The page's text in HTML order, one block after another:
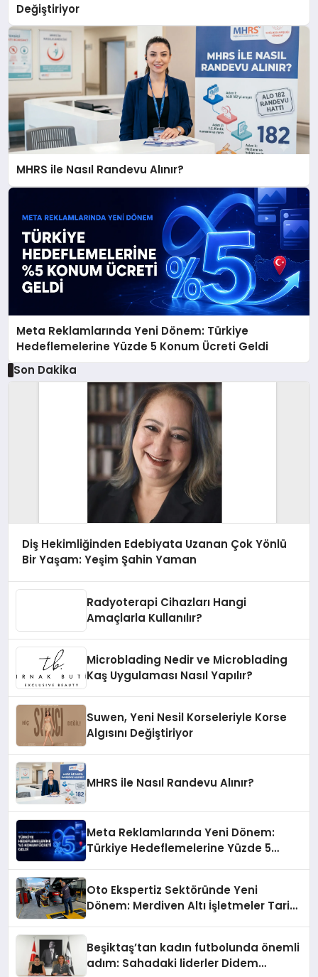
Değiştiriyor
MHRS ile Nasıl Randevu Alınır?
Meta Reklamlarında Yeni Dönem: Türkiye
Hedeflemelerine Yüzde 5 Konum Ücreti Geldi
Son Dakika
Diş Hekimliğinden Edebiyata Uzanan Çok Yönlü
Bir Yaşam: Yeşim Şahin Yaman
Radyoterapi Cihazları Hangi
Amaçlarla Kullanılır?
Microblading Nedir ve Microblading
Kaş Uygulaması Nasıl Yapılır?
Suwen, Yeni Nesil Korseleriyle Korse
Algısını Değiştiriyor
MHRS ile Nasıl Randevu Alınır?
Meta Reklamlarında Yeni Dönem:
Türkiye Hedeflemelerine Yüzde 5
Oto Ekspertiz Sektöründe Yeni
Dönem: Merdiven Altı İşletmeler Tarih
Beşiktaş’tan kadın futbolunda önemli
adım: Sahadaki liderler Didem